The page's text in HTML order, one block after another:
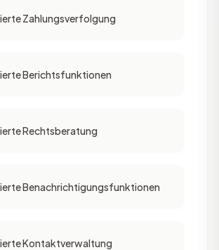
Zahlungsverfolgung
Berichtsfunktionen
Rechtsberatung
Benachrichtigungsfunktionen
Kontaktverwaltung